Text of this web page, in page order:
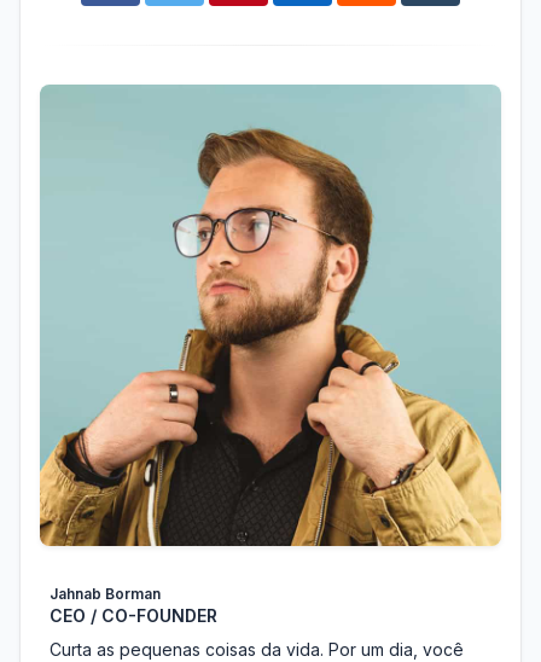
Jahnab Borman
CEO / CO-FOUNDER
Curta as pequenas coisas da vida. Por um dia, você